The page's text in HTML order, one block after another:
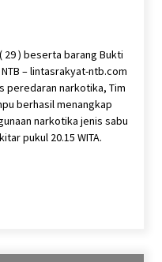
) beserta barang Bukti
– lintasrakyat-ntb.com
peredaran narkotika, Tim
berhasil menangkap
narkotika jenis sabu
pukul 20.15 WITA.